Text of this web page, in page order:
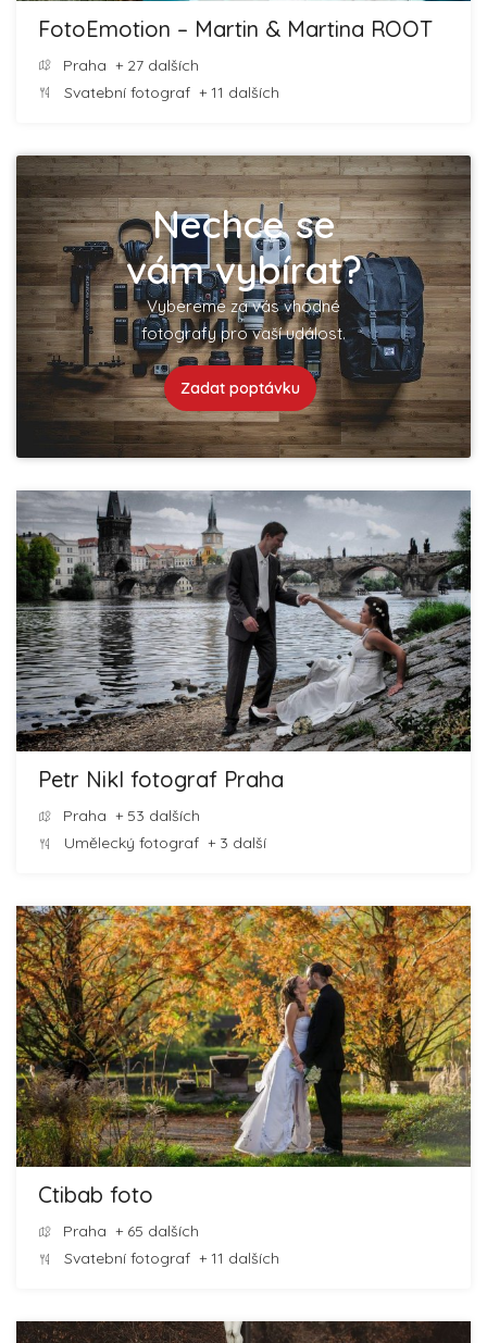
FotoEmotion – Martin & Martina ROOT
Praha + 27 dalších
Svatební fotograf + 11 dalších
Nechce se
vám vybírat?
Vybereme za vás vhodné
fotografy pro vaší událost.
Zadat poptávku
Petr Nikl fotograf Praha
Praha + 53 dalších
Umělecký fotograf + 3 další
Ctibab foto
Praha + 65 dalších
Svatební fotograf + 11 dalších